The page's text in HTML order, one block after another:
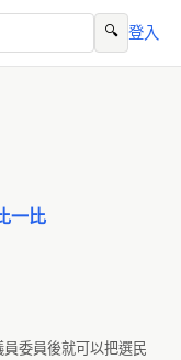
🔍 登入
一比
委員後就可以把選民